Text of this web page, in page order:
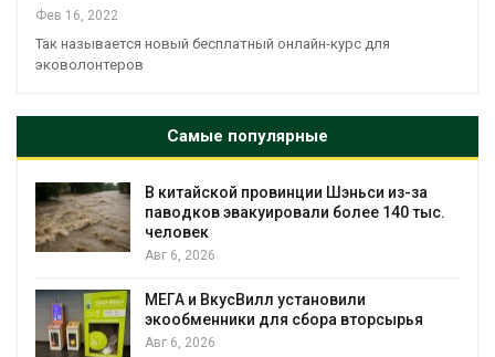
Фев 16, 2022
Так называется новый бесплатный онлайн-курс для
эковолонтеров
Самые популярные
В китайской провинции Шэньси из-за
паводков эвакуировали более 140 тыс.
человек
Авг 6, 2026
МЕГА и ВкусВилл установили
экообменники для сбора вторсырья
Авг 6, 2026